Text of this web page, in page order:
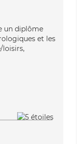
un diplôme
et les
loisirs,